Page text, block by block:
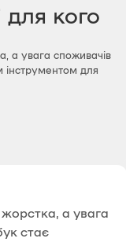
кого
а увага споживачів
для
жорстка, а увага
стає